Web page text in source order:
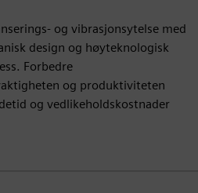
og vibrasjonsytelse med
design og høyteknologisk
Forbedre
og produktiviteten
og vedlikeholdskostnader